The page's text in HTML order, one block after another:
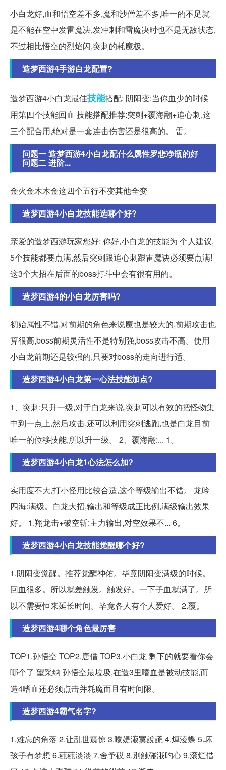
小白龙好,血和悟空差不多,魔和沙僧差不多,唯一的不足就
是不能在空中发雷魔决,发冲刺和雷魔决时也不是无敌状态,
不过相比悟空的烈焰闪,突刺的耗魔极。
造梦西游4手游白龙配置?
造梦西游4小白龙最佳技能搭配: 阴阳变:当你血少的时候
用第四个技能回血 技能搭配推荐:突刺+覆海翻+追心刺,这
三个配合用,绝对是一套连击伤害还是很高的。 雷。
问题一 造梦西游4小白龙配什么属性罗悲净瓶的好
问题二 进阶...
金火金木木金这四个五行不变其他全变
造梦西游4小白龙技能选哪个好?
亲爱的造梦西游玩家您好: 你好,小白龙的技能为 个人建议,
5个技能都要点满,然后突刺跟追心刺跟雷魔诀必须要点满!
这3个大招在后面的boss打斗中会有很有用的。
造梦西游4的小白龙厉害吗?
初始属性不错,对前期的角色来说魔也是较大的,前期攻击也
算很高,boss前期灵活性不是特别强,boss攻击不高。使用
小白龙前期还是较强的,只要对boss的走向进行适。
造梦西游4小白龙第一心法技能加点?
1、突刺:只升一级,对于白龙来说,突刺可以有效的把怪物集
中到一点上,然后攻击,还可以利用突刺逃跑,也是白龙目前
唯一的位移技能,所以升一级。 2、覆海翻:... 1。
造梦西游4小白龙1心法怎么加?
实用度不大,打小怪用比较合适,这个等级输出不错。 龙吟
四海:满级。白龙大招,输出和等级成正比例,满级输出效果
好。 1.翔龙击+破空斩:主力输出,对空效果不... 6。
造梦西游4小白龙技能觉醒哪个好?
1.阴阳变觉醒。推荐觉醒神佑。毕竟阴阳变满级的时候。
回血很多。所以就差触发。触发好。一下子血就满了。所
以不需要恒来延长时间。毕竟各人有个人爱好。 2.覆。
造梦西游4哪个角色最厉害
TOP1.孙悟空 TOP2.唐僧 TOP3.小白龙 剩下的就要看你会
哪个了 望采纳 孙悟空最垃圾,在造3里嗜血是被动技能,而
造4嗜血还必须点击并耗魔而且有时间限。
造梦西游4霸气名字?
1.难忘的角落 2.让乱世震惊 3.噯媞漃寞說謊 4.燁淩蝶 5.坏
孩子有梦想 6.蒓蒓淡淡 7.舍予砹 8.別触碰涐旳心 9.滚烂借